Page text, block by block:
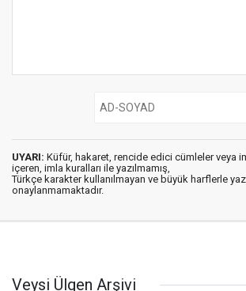
UYARI: Küfür, hakaret, rencide edici cümleler veya
içeren, imla kuralları ile yazılmamış,
Türkçe karakter kullanılmayan ve büyük harflerle
onaylanmamaktadır.
Veysi Ülgen Arşivi